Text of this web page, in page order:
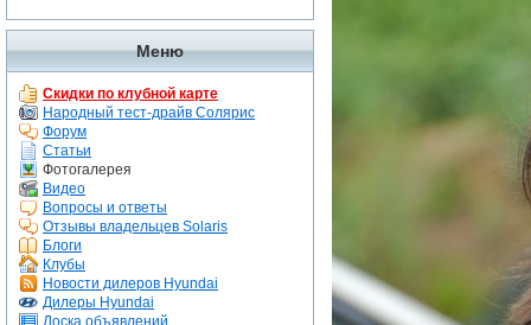
Меню
Скидки по клубной карте
Народный тест-драйв Солярис
Форум
Статьи
Фотогалерея
Видео
Вопросы и ответы
Отзывы владельцев Solaris
Блоги
Клубы
Новости дилеров Hyundai
Дилеры Hyundai
Доска объявлений